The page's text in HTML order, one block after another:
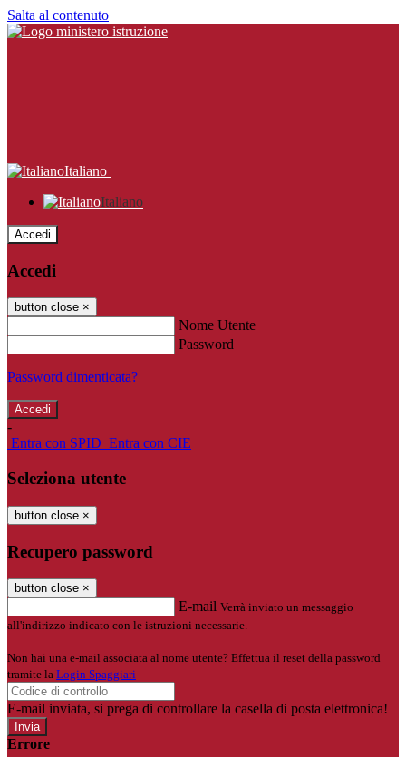
Salta al contenuto
Italiano
Italiano
Accedi
Accedi
button close ×
Nome Utente
Password
Password dimenticata?
-
Entra con SPID Entra con CIE
Seleziona utente
button close ×
Recupero password
button close ×
E-mail Verrà inviato un messaggio
all'indirizzo indicato con le istruzioni necessarie.
Non hai una e-mail associata al nome utente? Effettua il reset della password
tramite la Login Spaggiari
E-mail inviata, si prega di controllare la casella di posta elettronica!
Errore